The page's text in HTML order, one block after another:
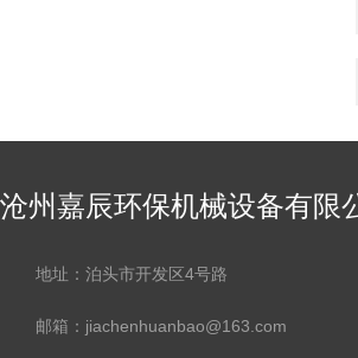
沧州嘉辰环保机械设备有限
地址：泊头市开发区4号路
邮箱：jiachenhuanbao@163.com